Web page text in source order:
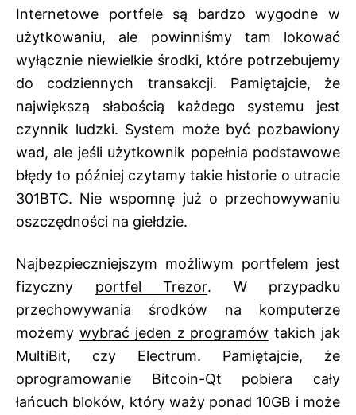
Internetowe portfele są bardzo wygodne w
użytkowaniu, ale powinniśmy tam lokować
wyłącznie niewielkie środki, które potrzebujemy
do codziennych transakcji. Pamiętajcie, że
największą słabością każdego systemu jest
czynnik ludzki. System może być pozbawiony
wad, ale jeśli użytkownik popełnia podstawowe
błędy to później czytamytakie historie o utracie
301BTC. Nie wspomnę już o przechowywaniu
oszczędności na giełdzie.
Najbezpieczniejszym możliwym portfelem jest
fizyczny portfel Trezor. W przypadku
przechowywania środków na komputerze
możemy wybrać jeden z programów takich jak
MultiBit, czy Electrum. Pamiętajcie, że
oprogramowanie Bitcoin-Qt pobiera cały
łańcuch bloków, który waży ponad 10GB i może